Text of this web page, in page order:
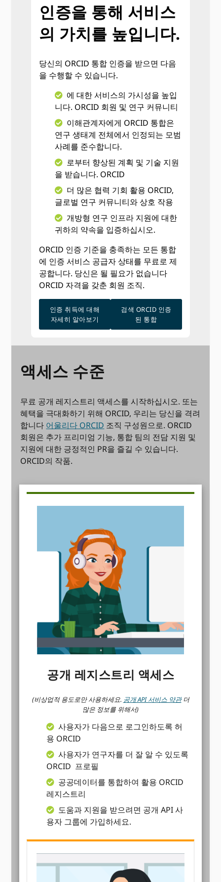
인증을 통해 서비스
의 가치를 높입니다.
당신의 ORCID 통합 인증을 받으면 다음
을 수행할 수 있습니다.
에 대한 서비스의 가시성을 높입
니다. ORCID 회원 및 연구 커뮤니티
이해관계자에게 ORCID 통합은
연구 생태계 전체에서 인정되는 모범
사례를 준수합니다.
로부터 향상된 계획 및 기술 지원
을 받습니다. ORCID
더 많은 협력 기회 활용 ORCID,
글로벌 연구 커뮤니티와 상호 작용
개방형 연구 인프라 지원에 대한
귀하의 약속을 입증하십시오.
ORCID 인증 기준을 충족하는 모든 통합
에 인증 서비스 공급자 상태를 무료로 제
공합니다. 당신은 될 필요가 없습니다
ORCID 자격을 갖춘 회원 조직.
인증 취득에 대해
자세히 알아보기
검색 ORCID 인증
된 통합
액세스 수준
무료 공개 레지스트리 액세스를 시작하십시오. 또는
혜택을 극대화하기 위해 ORCID, 우리는 당신을 격려
합니다 어울리다 ORCID 조직 구성원으로. ORCID
회원은 추가 프리미엄 기능, 통합 팀의 전담 지원 및
지원에 대한 긍정적인 PR을 즐길 수 있습니다.
ORCID의 작품.
공개 레지스트리 액세스
(비상업적 용도로만 사용하세요. 공개 API 서비스 약관더
많은 정보를 위해서)
사용자가 다음으로 로그인하도록 허
용 ORCID
사용자가 연구자를 더 잘 알 수 있도록
ORCID 프로필
공공데이터를 통합하여 활용 ORCID
레지스트리
도움과 지원을 받으려면 공개 API 사
용자 그룹에 가입하세요.